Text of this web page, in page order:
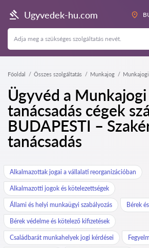
Ugyvedek-hu.com
Főoldal Összes szolgáltatás Munkajog
Ügyvéd a Munkajogi
tanácsadás cégek
BUDAPESTI –
tanácsadás
Alkalmazottak jogai a vállalati reorganizációban
Alkalmazotti jogok és kötelezettségek
Állami és helyi munkaügyi szabályozás Bérek
Bérek védelme és kötelező kifizetések
Családbarát munkahelyek jogi kérdései